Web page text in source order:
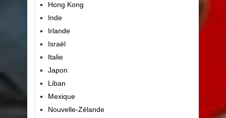
Hong Kong
Inde
Irlande
Israël
Italie
Japon
Liban
Mexique
Nouvelle-Zélande